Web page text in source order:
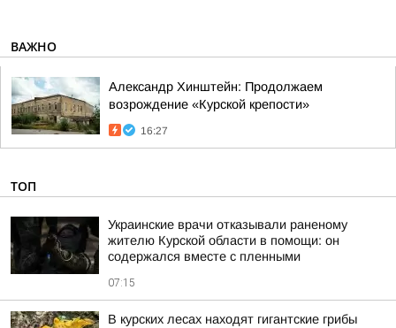
ВАЖНО
Александр Хинштейн: Продолжаем
возрождение «Курской крепости»
16:27
ТОП
Украинские врачи отказывали раненому
жителю Курской области в помощи: он
содержался вместе с пленными
07:15
В курских лесах находят гигантские грибы